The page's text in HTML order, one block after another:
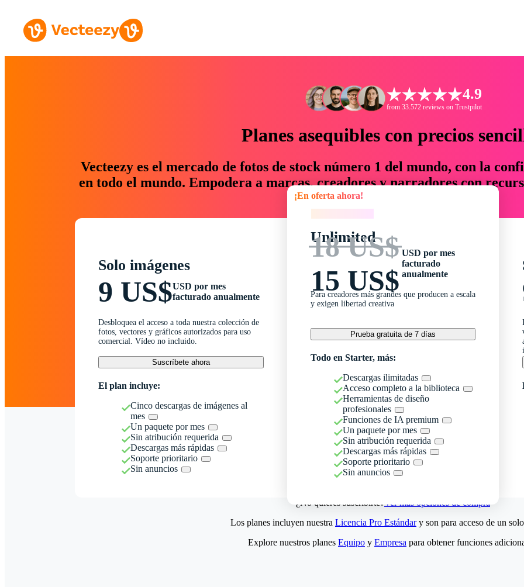
4.9
from 33.572 reviews on Trustpilot
Planes asequibles con precios
Vecteezy es el mercado de fotos de stock número 1 del mundo, con la
en todo el mundo. Empodera a marcas, creadores y narradores con
un 76 % en tiempo y presupuesto.
Solo imágenes
9 US$USD por mes
facturado anualmente
Desbloquea el acceso a toda nuestra colección de
fotos, vectores y gráficos autorizados para uso
comercial. Vídeo no incluido.
Suscríbete ahora
El plan incluye:
Cinco descargas de imágenes al
mes
Un paquete por mes
Sin atribución requerida
Descargas más rápidas
Soporte prioritario
Sin anuncios
¡En oferta ahora!
Unlimited
18 US$
15 US$
USD por mes
facturado
anualmente
Para creadores más grandes que producen a escala
y exigen libertad creativa
Prueba gratuita de 7 días
Todo en Starter, más:
Descargas ilimitadas
Acceso completo a la biblioteca
Herramientas de diseño
profesionales
Funciones de IA premium
Un paquete por mes
Sin atribución requerida
Descargas más rápidas
Soporte prioritario
Sin anuncios
¿No quieres suscribirte?Ver más opciones de compra
Los planes incluyen nuestra Licencia Pro Estándary son para acceso de un
Explore nuestros planes Equipo y Empresa para obtener funciones